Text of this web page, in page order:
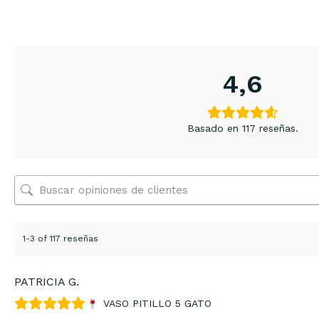
4,6
Basado en 117 reseñas.
1-3 of 117 reseñas
PATRICIA G.
VASO PITILLO 5 GATO